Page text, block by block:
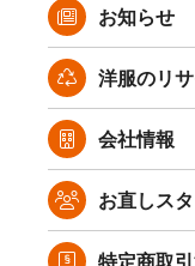
お知らせ
洋服のリ
会社情報
お直しス
特定商取